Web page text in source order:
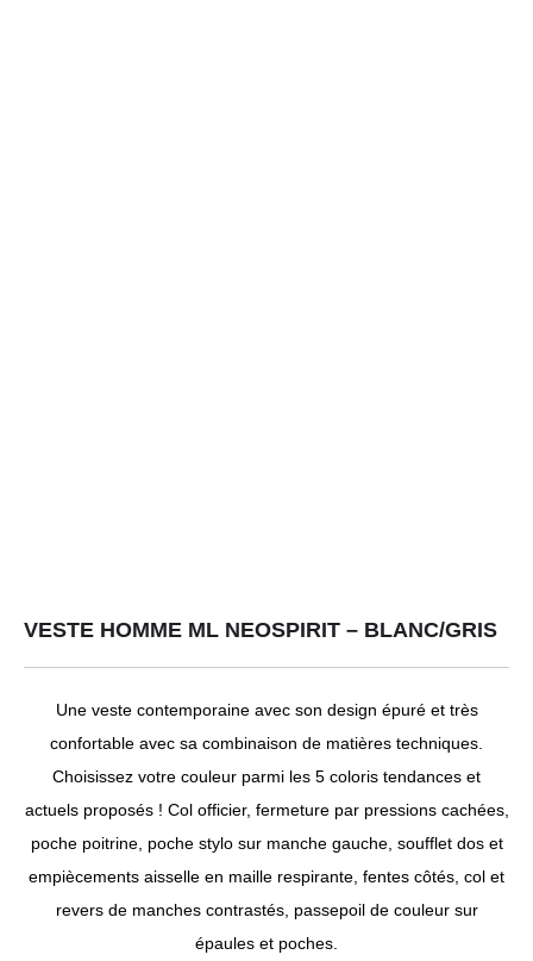
VESTE HOMME ML NEOSPIRIT – BLANC/GRIS
Une veste contemporaine avec son design épuré et très
confortable avec sa combinaison de matières techniques.
Choisissez votre couleur parmi les 5 coloris tendances et
actuels proposés ! Col officier, fermeture par pressions cachées,
poche poitrine, poche stylo sur manche gauche, soufflet dos et
empiècements aisselle en maille respirante, fentes côtés, col et
revers de manches contrastés, passepoil de couleur sur
épaules et poches.